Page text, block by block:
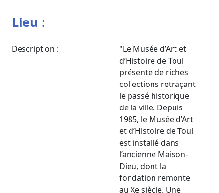
Lieu :
Description :
"Le Musée d’Art et
d’Histoire de Toul
présente de riches
collections retraçant
le passé historique
de la ville. Depuis
1985, le Musée d’Art
et d’Histoire de Toul
est installé dans
l’ancienne Maison-
Dieu, dont la
fondation remonte
au Xe siècle. Une